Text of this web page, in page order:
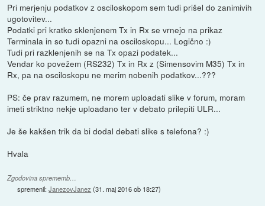
Pri merjenju podatkov z osciloskopom sem tudi prišel do zanimivih
ugotovitev...
Podatki pri kratko sklenjenem Tx in Rx se vrnejo na prikaz
Terminala in so tudi opazni na osciloskopu... Logično :)
Tudi pri razklenjenih se na Tx opazi podatek...
Vendar ko povežem (RS232) Tx in Rx z (Simensovim M35) Tx in
Rx, pa na osciloskopu ne merim nobenih podatkov...???
PS: če prav razumem, ne morem uploadati slike v forum, moram
imeti striktno nekje uploadano ter v debato prilepiti ULR...
Je še kakšen trik da bi dodal debati slike s telefona? :)
Hvala
Zgodovina sprememb…
spremenil:JanezovJanez (31. maj 2016 ob 18:27)